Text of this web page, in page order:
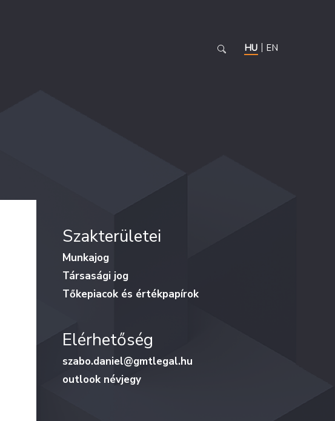
HU EN
Szakterületei
Munkajog
Társasági jog
Tőkepiacok és értékpapírok
Elérhetőség
szabo.daniel@gmtlegal.hu
outlook névjegy